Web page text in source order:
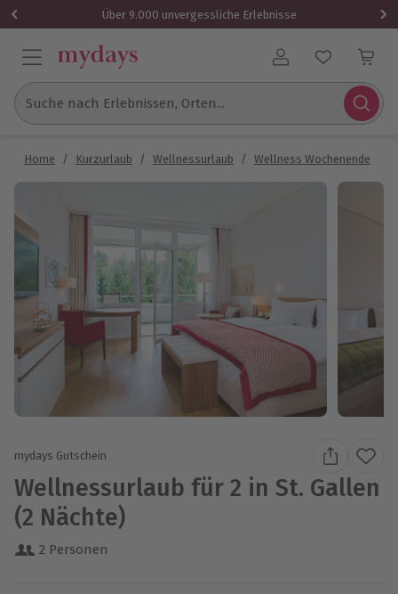
Über 9.000 unvergessliche Erlebnisse
Benutzerkonto
Suche nach Erlebnissen, Orten...
Home / Kurzurlaub / Wellnessurlaub / Wellness Wochenende
mydays Gutschein
Wellnessurlaub für 2 in St. Gallen
(2 Nächte)
2 Personen